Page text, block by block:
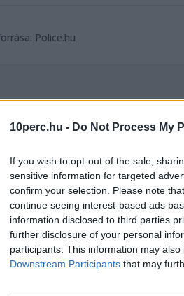
10perc.hu - Do Not Process My
If you wish to opt-out of the sale,
sensitive information for targeted
confirm your selection. Please note
continue seeing interest-based ads
information disclosed to third parties
further disclosure of your personal
participants. This information may
Downstream Participants that may
Police.hu
Baleset Nyomozás
Péter a